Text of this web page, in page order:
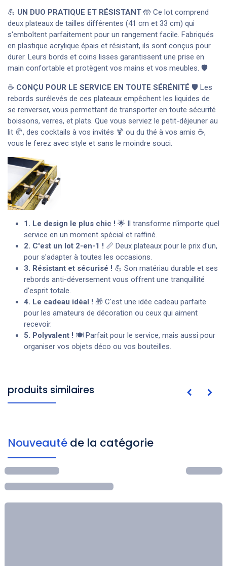
💪 UN DUO PRATIQUE ET RÉSISTANT 🤲 Ce lot comprend
deux plateaux de tailles différentes (41 cm et 33 cm) qui
s'emboîtent parfaitement pour un rangement facile. Fabriqués
en plastique acrylique épais et résistant, ils sont conçus pour
durer. Leurs bords et coins lisses garantissent une prise en
main confortable et protègent vos mains et vos meubles. 🛡️
☕️ CONÇU POUR LE SERVICE EN TOUTE SÉRÉNITÉ 🛡️ Les
rebords surélevés de ces plateaux empêchent les liquides de
se renverser, vous permettant de transporter en toute sécurité
boissons, verres, et plats. Que vous serviez le petit-déjeuner au
lit 🥐, des cocktails à vos invités 🍹 ou du thé à vos amis ☕️,
vous le ferez avec style et sans le moindre souci.
1. Le design le plus chic ! 🌟 Il transforme n'importe quel
service en un moment spécial et raffiné.
2. C'est un lot 2-en-1 ! 📏 Deux plateaux pour le prix d'un,
pour s'adapter à toutes les occasions.
3. Résistant et sécurisé ! 💪 Son matériau durable et ses
rebords anti-déversement vous offrent une tranquillité
d'esprit totale.
4. Le cadeau idéal ! 🎁 C'est une idée cadeau parfaite
pour les amateurs de décoration ou ceux qui aiment
recevoir.
5. Polyvalent ! 🍽️ Parfait pour le service, mais aussi pour
organiser vos objets déco ou vos bouteilles.
produits similaires
Nouveauté de la catégorie